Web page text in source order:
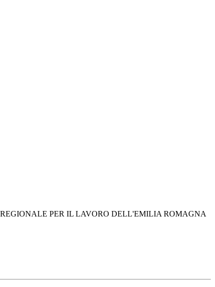
PER IL LAVORO DELL'EMILIA ROMAGNA